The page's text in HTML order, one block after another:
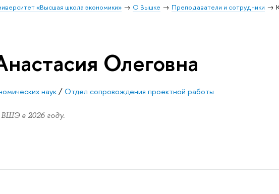
«Высшая школа экономики» О Вышке Преподаватели и сотрудники
Олеговна
наук/Отдел сопровождения проектной работы
в 2026 году.